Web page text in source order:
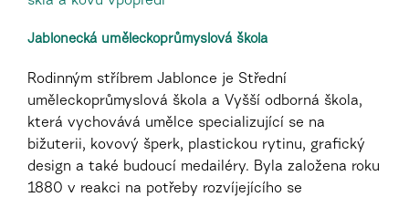
Jablonecká uměleckoprůmyslová škola
Rodinným stříbrem Jablonce je Střední
uměleckoprůmyslová škola a Vyšší odborná škola,
která vychovává umělce specializující se na
bižuterii, kovový šperk, plastickou rytinu, grafický
design a také budoucí medailéry. Byla založena roku
1880 v reakci na potřeby rozvíjejícího se